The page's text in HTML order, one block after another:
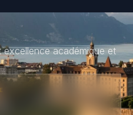
excellence académique et